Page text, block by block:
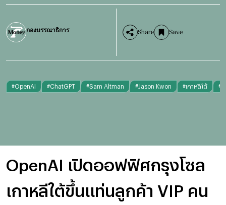
กองบรรณาธิการ Share Save
#OpenAI #ChatGPT #Sam Altman #Jason Kwon #เกาหลีใต้ #
OpenAI เปิดออฟฟิศกรุงโซล
เกาหลีใต้ขึ้นแท่นลูกค้า VIP คน